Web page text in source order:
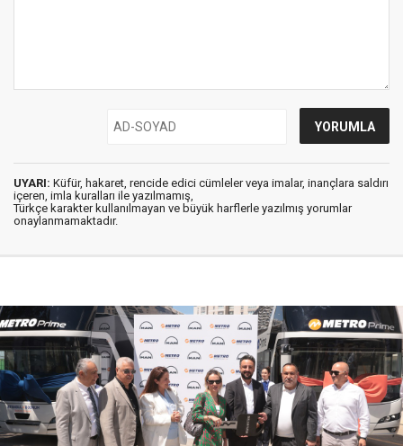
UYARI: Küfür, hakaret, rencide edici cümleler veya imalar, inançlara saldırı
içeren, imla kuralları ile yazılmamış,
Türkçe karakter kullanılmayan ve büyük harflerle yazılmış yorumlar
onaylanmamaktadır.